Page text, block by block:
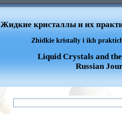
Жидкие кристаллы и их
Zhidkie kristally i ikh
Liquid Crystals and
Russian